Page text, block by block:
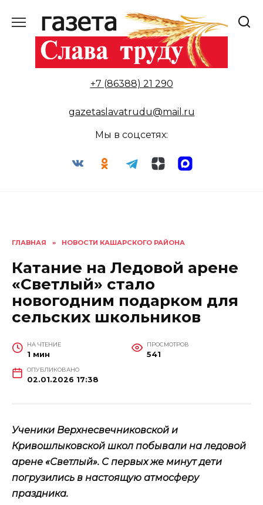
содержанию
+7 (86388) 21 290
gazetaslavatrudu@mail.ru
Мы в соцсетях:
ГЛАВНАЯ » НОВОСТИ КАШАРСКОГО РАЙОНА
Катание на Ледовой арене
«Светлый» стало
новогодним подарком для
сельских школьников
НА ЧТЕНИЕ
1 мин
ПРОСМОТРОВ
541
ОПУБЛИКОВАНО
02.01.2026 17:38
Ученики Верхнесвечниковской и
Кривошлыковской школ побывали на ледовой
арене «Светлый». С первых же минут дети
погрузились в настоящую атмосферу
праздника.